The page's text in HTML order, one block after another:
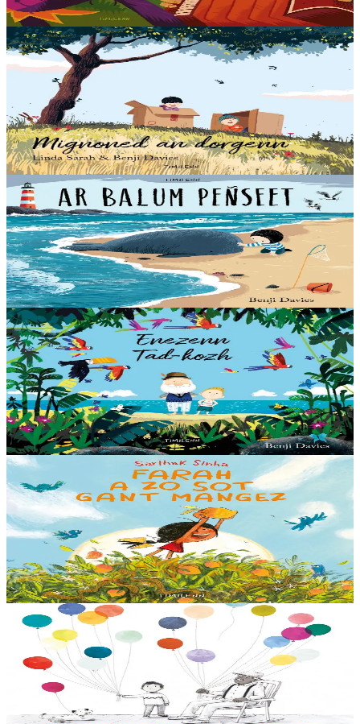
En stock14,00 €
3 ans et plus
Timilenn
On Sudden Hill
Brieg et Telo sont les meilleurs amis du monde. Ils passent des
heures à jouer ensemble sur la colline. Un jour, un nouveau petit
garçon arrive, prêt à se joindre à eux....
En stock14,00 €
3 ans et plus
Timilenn
The Storm whale
Voici l'histoire d'un enfant solitaire, d'une baleine échouée sur la
plage et d'une amitié qui changera leurs vies à tout jamais.
En stock14,00 €
3 ans et plus
Timilenn
Grandad's Island
Saig adore son grand-père. Grand-père adore Saig. Et jamais rien ne
pourra changer cela. Un livre magnifique et réconfortant, qui illustre
à quel point ceux...
En stock14,00 €
3 ans et plus
Farah loves mangos
Farah adore les mangues ! Tous les étés, elle aime aller ramasser les
fruits mûrs dans le manguier de son grand-père. Mais cette année,
l'arbre est vide !...
En stock14,00 €
3 ans et plus
Timilenn
The Remember balloons
Le petit Aorelian a plusieurs ballons gonflables, dans lesquels il
garde ses souvenirs. Son grand-père a plein de ballons. Chacun
d'entre eux renferme des...